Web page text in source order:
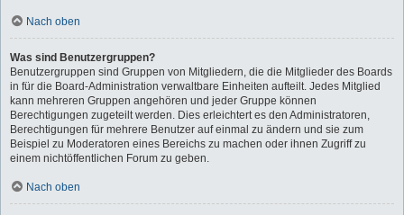
Nach oben
Was sind Benutzergruppen?
Benutzergruppen sind Gruppen von Mitgliedern, die die Mitglieder des Boards
in für die Board-Administration verwaltbare Einheiten aufteilt. Jedes Mitglied
kann mehreren Gruppen angehören und jeder Gruppe können
Berechtigungen zugeteilt werden. Dies erleichtert es den Administratoren,
Berechtigungen für mehrere Benutzer auf einmal zu ändern und sie zum
Beispiel zu Moderatoren eines Bereichs zu machen oder ihnen Zugriff zu
einem nichtöffentlichen Forum zu geben.
Nach oben